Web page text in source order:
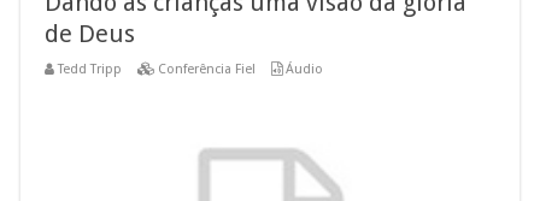
de Deus
Tedd Tripp Conferência Fiel Áudio